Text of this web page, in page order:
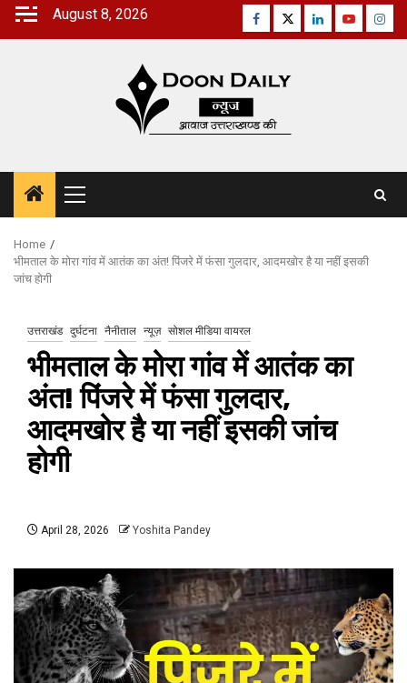
Skip
August 8, 2026 Facebook
TwitterLinkedinYoutube
Primary
Menu
Home
भीमताल के मोरा गांव में आतंक का अंत! पिंजरे में फंसा गुलदार, आदमखोर है या नहीं इसकी
जांच होगी
उत्तराखंड दुर्घटना नैनीताल न्यूज़ सोशल मीडिया वायरल
भीमताल के मोरा गांव में आतंक का
अंत! पिंजरे में फंसा गुलदार,
आदमखोर है या नहीं इसकी जांच
होगी
April 28, 2026 Yoshita Pandey